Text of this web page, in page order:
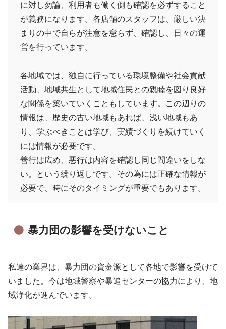
に対し勿論、利用者も働く側も確認を必ずすること
が義務になります。各店舗のスタッフは、厳しい決
まりの中で自らが注意を怠らず、確認し、日々の運
営を行っています。
各地域では、独自に行っている環境整備や社会貢献
活動、地域共生として地域住民との親睦を図り良好
な関係を築いていくこともしています。この辺りの
情報は、歴史の古い地域もあれば、浅い地域もあ
り、学ぶべきことは学び、実績づくりを続けていく
には情報が必要です。
善行は広め、悪行は内容を確認し同じ間違いをしな
い。という繰り返しです。その為には正確な情報が
必要で、時にそのタイミングが重要でもあります。
暴力団の影響を受けないこと
私達の業界は、暴力団の資金源として各地で影響を受けて
いました。今は地域警察や暴追センターの協力により、地
域浄化が進んでいます。